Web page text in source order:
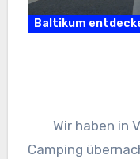
Baltikum
Wir haben in
Camping